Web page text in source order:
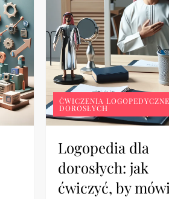
ĆWICZENIA
DOROSŁYCH
Logopedia dla
dorosłych: jak
ćwiczyć, by